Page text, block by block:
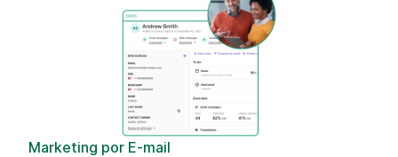
Marketing por E-mail